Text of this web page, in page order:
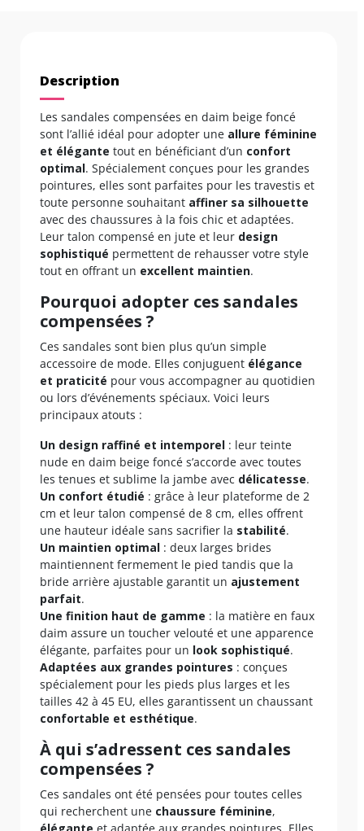
Description
Les sandales compensées en daim beige foncé
sont l’allié idéal pour adopter une allure féminine
et élégante tout en bénéficiant d’un confort
optimal. Spécialement conçues pour les grandes
pointures, elles sont parfaites pour les travestis et
toute personne souhaitant affiner sa silhouette
avec des chaussures à la fois chic et adaptées.
Leur talon compensé en jute et leur design
sophistiqué permettent de rehausser votre style
tout en offrant un excellent maintien.
Pourquoi adopter ces sandales
compensées ?
Ces sandales sont bien plus qu’un simple
accessoire de mode. Elles conjuguent élégance
et praticité pour vous accompagner au quotidien
ou lors d’événements spéciaux. Voici leurs
principaux atouts :
Un design raffiné et intemporel : leur teinte
nude en daim beige foncé s’accorde avec toutes
les tenues et sublime la jambe avec délicatesse.
Un confort étudié : grâce à leur plateforme de 2
cm et leur talon compensé de 8 cm, elles offrent
une hauteur idéale sans sacrifier la stabilité.
Un maintien optimal : deux larges brides
maintiennent fermement le pied tandis que la
bride arrière ajustable garantit un ajustement
parfait.
Une finition haut de gamme : la matière en faux
daim assure un toucher velouté et une apparence
élégante, parfaites pour un look sophistiqué.
Adaptées aux grandes pointures : conçues
spécialement pour les pieds plus larges et les
tailles 42 à 45 EU, elles garantissent un chaussant
confortable et esthétique.
À qui s’adressent ces sandales
compensées ?
Ces sandales ont été pensées pour toutes celles
qui recherchent une chaussure féminine,